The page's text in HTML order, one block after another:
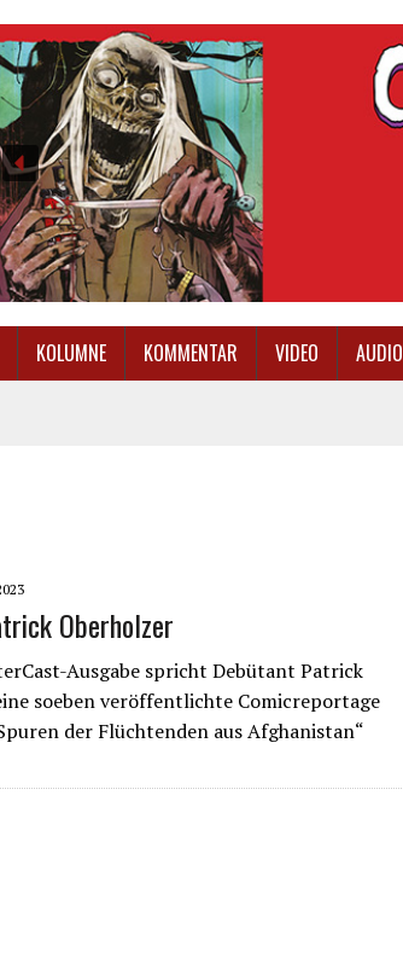
KOLUMNE KOMMENTAR VIDEO AUDIO
Oberholzer
Ausgabe spricht Debütant Patrick
soeben veröffentlichte Comicreportage
der Flüchtenden aus Afghanistan“